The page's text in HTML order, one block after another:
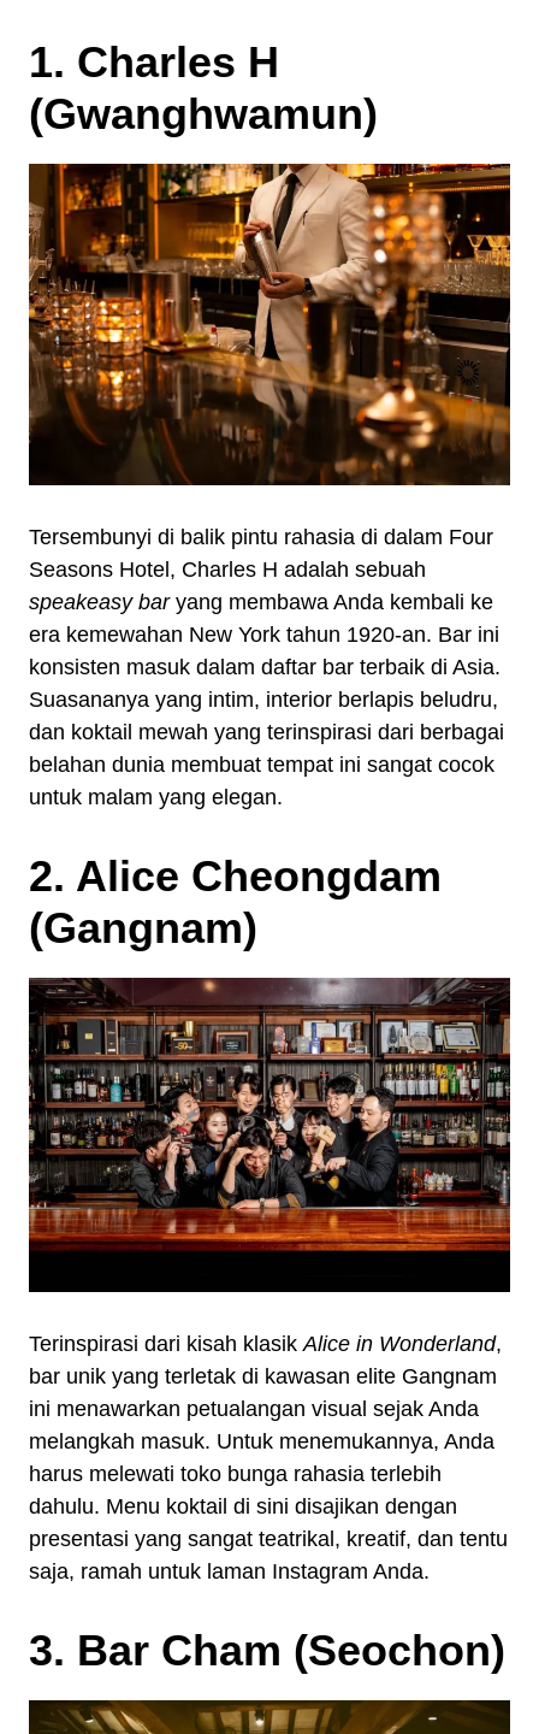
1. Charles H
(Gwanghwamun)
Tersembunyi di balik pintu rahasia di dalam Four
Seasons Hotel, Charles H adalah sebuah
speakeasy baryang membawa Anda kembali ke
era kemewahan New York tahun 1920-an. Bar ini
konsisten masuk dalam daftar bar terbaik di Asia.
Suasananya yang intim, interior berlapis beludru,
dan koktail mewah yang terinspirasi dari berbagai
belahan dunia membuat tempat ini sangat cocok
untuk malam yang elegan.
2. Alice Cheongdam
(Gangnam)
Terinspirasi dari kisah klasik Alice in Wonderland,
bar unik yang terletak di kawasan elite Gangnam
ini menawarkan petualangan visual sejak Anda
melangkah masuk. Untuk menemukannya, Anda
harus melewati toko bunga rahasia terlebih
dahulu. Menu koktail di sini disajikan dengan
presentasi yang sangat teatrikal, kreatif, dan tentu
saja, ramah untuk laman Instagram Anda.
3. Bar Cham (Seochon)